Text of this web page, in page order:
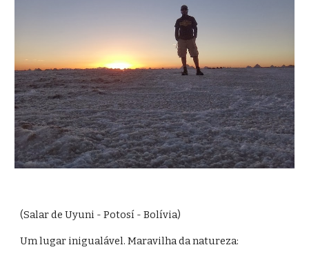
(Salar de Uyuni - Potosí - Bolívia)
Um lugar inigualável. Maravilha da natureza: